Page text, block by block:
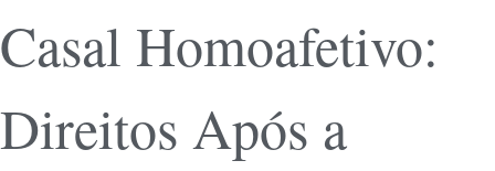
Casal Homoafetivo:
Direitos Após a